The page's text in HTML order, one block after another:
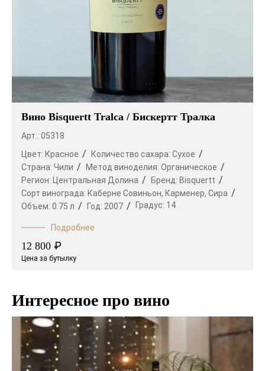
Вино Bisquertt Tralca / Бискертт Тралка
Арт.: 05318
Цвет: Красное Количество сахара: Сухое
Страна: Чили Метод виноделия: Органическое
Регион:
Центральная Долина Бренд: Bisquertt
Сорт винограда: Каберне Совиньон, Карменер, Сира
Объем: 0.75 л Год: 2007 Градус: 14
Подробнее
12 800 ₽
Цена за бутылку
Интересное про вино